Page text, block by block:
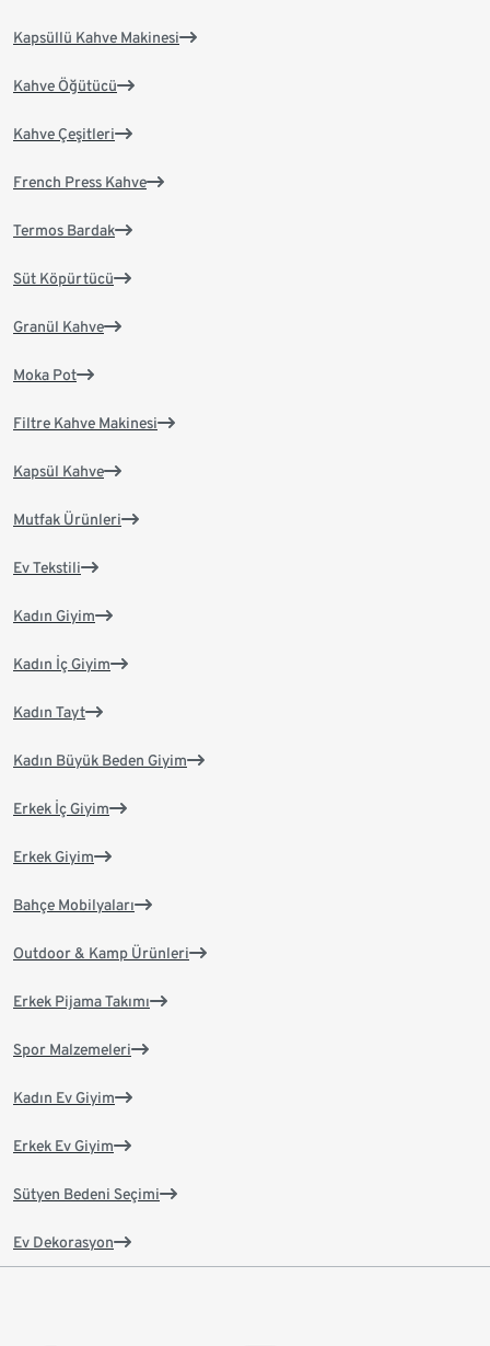
Kapsüllü Kahve Makinesi
Kahve Öğütücü
Kahve Çeşitleri
French Press Kahve
Termos Bardak
Süt Köpürtücü
Granül Kahve
Moka Pot
Filtre Kahve Makinesi
Kapsül Kahve
Mutfak Ürünleri
Ev Tekstili
Kadın Giyim
Kadın İç Giyim
Kadın Tayt
Kadın Büyük Beden Giyim
Erkek İç Giyim
Erkek Giyim
Bahçe Mobilyaları
Outdoor & Kamp Ürünleri
Erkek Pijama Takımı
Spor Malzemeleri
Kadın Ev Giyim
Erkek Ev Giyim
Sütyen Bedeni Seçimi
Ev Dekorasyon